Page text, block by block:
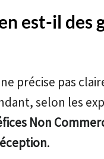
est-il des
précise pas
selon les
Non
.